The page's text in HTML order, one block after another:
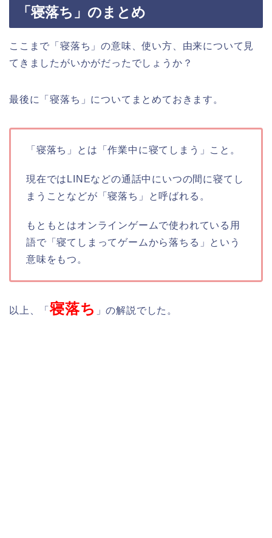
「寝落ち」のまとめ
ここまで「寝落ち」の意味、使い方、由来について見
てきましたがいかがだったでしょうか？
最後に「寝落ち」についてまとめておきます。
「寝落ち」とは「作業中に寝てしまう」こと。
現在ではLINEなどの通話中にいつの間に寝てし
まうことなどが「寝落ち」と呼ばれる。
もともとはオンラインゲームで使われている用
語で「寝てしまってゲームから落ちる」という
意味をもつ。
以上、「寝落ち 」の解説でした。